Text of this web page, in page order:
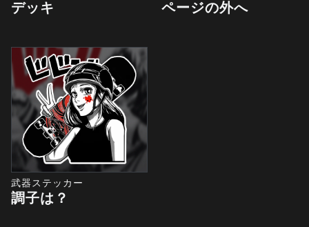
デッキ ページの外へ
武器ステッカー
調子は？